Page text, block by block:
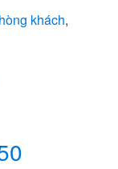
khách,